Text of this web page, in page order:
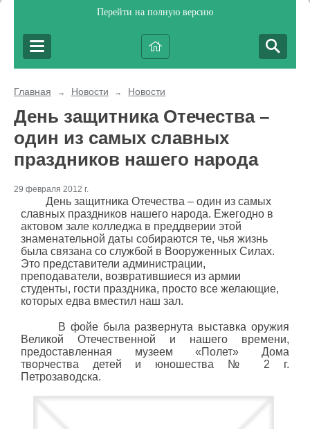
Перейти на полную версию
Главная → Новости → Новости
День защитника Отечества –
один из самых славных
праздников нашего народа
29 февраля 2012 г.
День защитника Отечества – один из самых
славных праздников нашего народа. Ежегодно в
актовом зале колледжа в преддверии этой
знаменательной даты собираются те, чья жизнь
была связана со службой в Вооруженных Силах.
Это представители администрации,
преподаватели, возвратившиеся из армии
студенты, гости праздника, просто все желающие,
которых едва вместил наш зал.
В фойе была развернута выставка оружия
Великой Отечественной и нашего времени,
предоставленная музеем «Полет» Дома
творчества детей и юношества № 2 г.
Петрозаводска.